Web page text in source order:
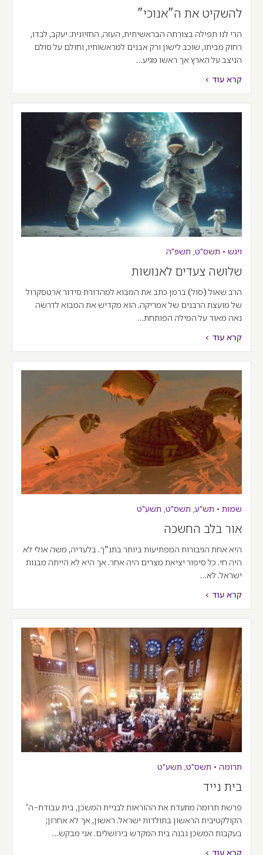
להשקיט את ה"אנוכי"
הרי לנו תפילה בצורתה הבראשיתית, העזה, החזיונית: יעקב, לבדו,
רחוק מביתו, שוכב לישון ורק אבנים למראשותיו, וחולם על סולם
הניצב על הארץ אך ראשו מגיע…
קרא עוד >
ויגש • תשס"ט, תשפ"ה
שלושה צעדים לאנושות
הרב שאול (סול) ברמן כתב את המבוא למהדורת סידור ארטסקרול
של מועצת הרבנים של אמריקה. הוא מקדיש את המבוא לדרשה
נאה מאוד על המילה הפותחת…
קרא עוד >
שמות • תש"ע, תשס"ט, תשע"ט
אור בלב החשכה
היא אחת הגיבורות המפתיעות ביותר בתנ"ך. בלעדיה, משה אולי לא
היה חי. כל סיפור יציאת מצרים היה אחר. אך היא לא הייתה מבנות
ישראל. לא…
קרא עוד >
תרומה • תשס"ט, תשע"ט
בית נייד
פרשת תרומה מתעדת את ההוראות לבניית המשכן, בית עבודת-ה'
הקולקטיבית הראשון בתולדות ישראל. ראשון, אך לא אחרון;
בעקבות המשכן נבנה בית המקדש בירושלים. אני מבקש…
קרא עוד >